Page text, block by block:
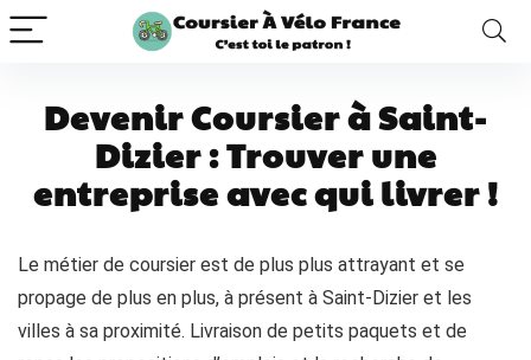
Devenir Coursier à Saint-
Dizier : Trouver une
entreprise avec qui livrer !
Le métier de coursier est de plus plus attrayant et se
propage de plus en plus, à présent à Saint-Dizier et les
villes à sa proximité. Livraison de petits paquets et de